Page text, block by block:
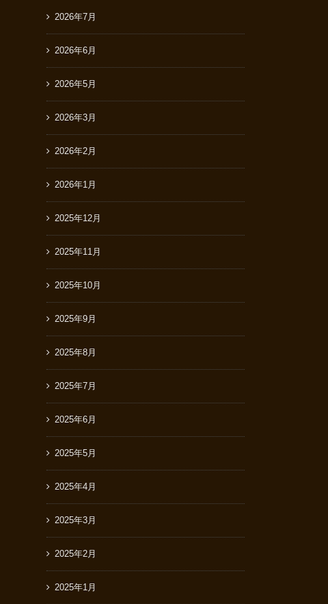
2026年7月
2026年6月
2026年5月
2026年3月
2026年2月
2026年1月
2025年12月
2025年11月
2025年10月
2025年9月
2025年8月
2025年7月
2025年6月
2025年5月
2025年4月
2025年3月
2025年2月
2025年1月